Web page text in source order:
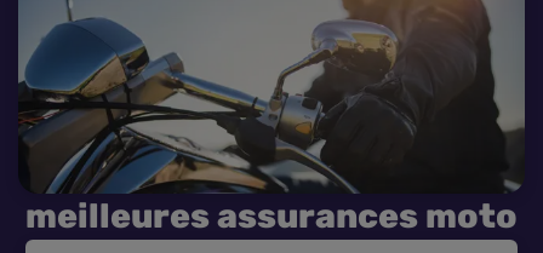
Mutuelle Santé
Assurance Moto
Assurance Habitation
Assurance de prêt
meilleures assurances moto